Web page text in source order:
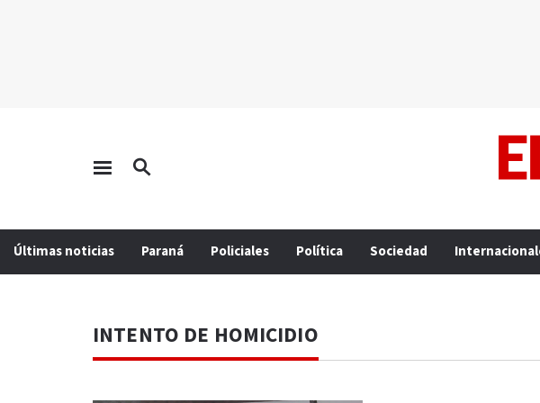
Últimas noticias Paraná Policiales Política Sociedad
INTENTO DE HOMICIDIO